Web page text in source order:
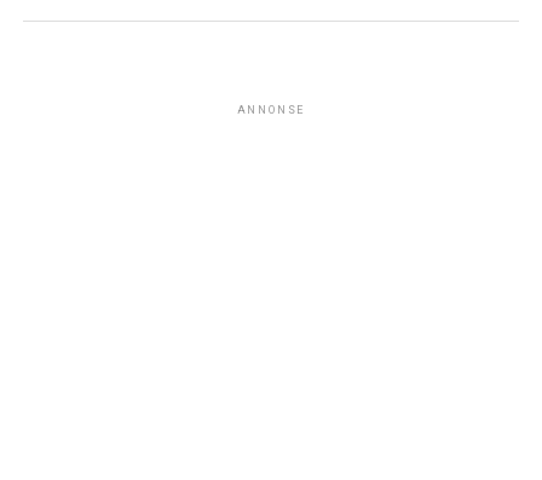
ANNONSE